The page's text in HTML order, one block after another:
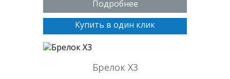
Подробнее
Купить в один клик
Брелок X3